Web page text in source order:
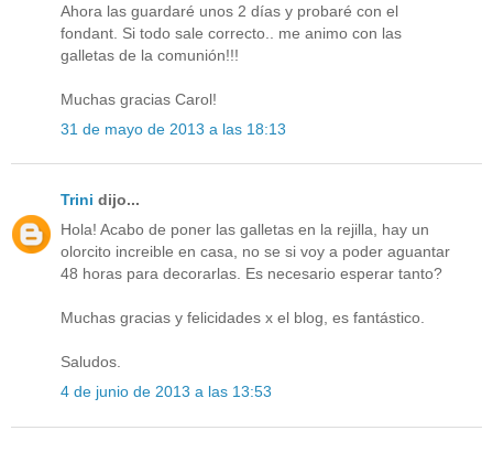
Ahora las guardaré unos 2 días y probaré con el
fondant. Si todo sale correcto.. me animo con las
galletas de la comunión!!!
Muchas gracias Carol!
31 de mayo de 2013 a las 18:13
Trini dijo...
Hola! Acabo de poner las galletas en la rejilla, hay un
olorcito increible en casa, no se si voy a poder aguantar
48 horas para decorarlas. Es necesario esperar tanto?
Muchas gracias y felicidades x el blog, es fantástico.
Saludos.
4 de junio de 2013 a las 13:53